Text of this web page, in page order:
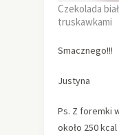
Czekolada
truskawkami
Smacznego!!!
Justyna
Ps. Z foremki
około 250 kcal